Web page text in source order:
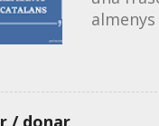
/ donar